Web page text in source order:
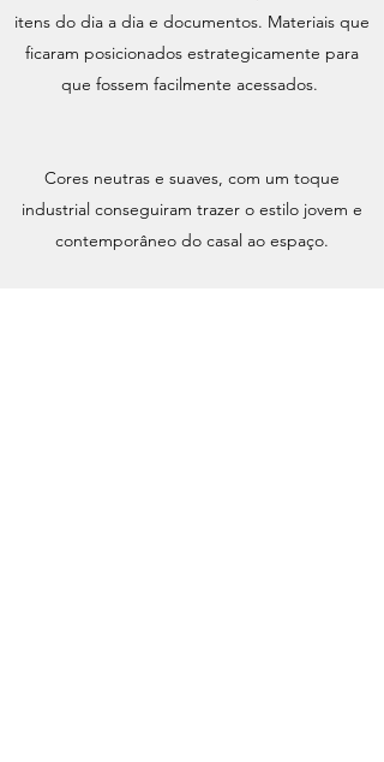
itens do dia a dia e documentos. Materiais que
ficaram posicionados estrategicamente para
que fossem facilmente acessados.
Cores neutras e suaves, com um toque
industrial conseguiram trazer o estilo jovem e
contemporâneo do casal ao espaço.